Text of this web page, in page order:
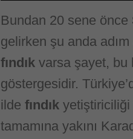
Bundan 20 sene önce
gelirken şu anda adım
fındık varsa şayet, bu
göstergesidir.
ilde fındık yetiştiriciliği
tamamına yakını